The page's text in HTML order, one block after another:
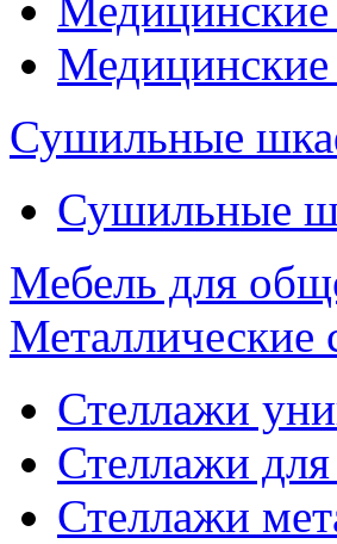
Медицинские
Сушильные
Сушильные
Мебель для
Металлические
Стеллажи
Стеллажи
Стеллажи